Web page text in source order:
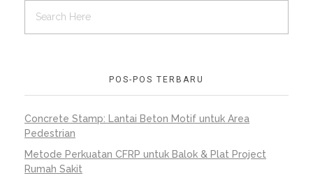
POS-POS TERBARU
Concrete Stamp: Lantai Beton Motif untuk Area
Pedestrian
Metode Perkuatan CFRP untuk Balok & Plat Project
Rumah Sakit